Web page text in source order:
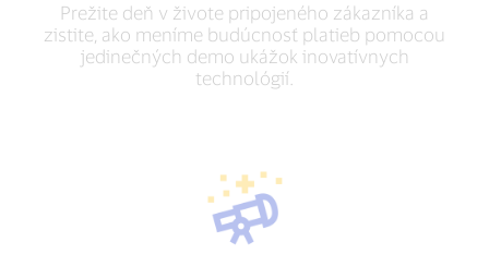
Prežite deň v živote pripojeného zákazníka a
zistite, ako meníme budúcnosť platieb pomocou
jedinečných demo ukážok inovatívnych
technológií.